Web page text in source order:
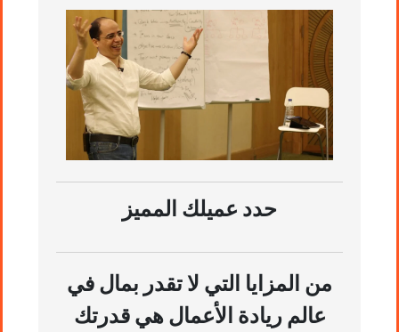
حدد عميلك المميز
من المزايا التي لا تقدر بمال في
عالم ريادة الأعمال هي قدرتك